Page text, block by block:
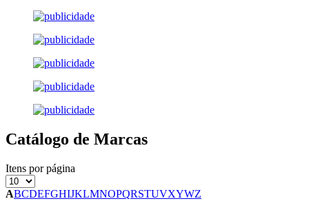
Catálogo de Marcas
Itens por página
ABCDEFGHIJKLMNOPQRSTUVXYWZ